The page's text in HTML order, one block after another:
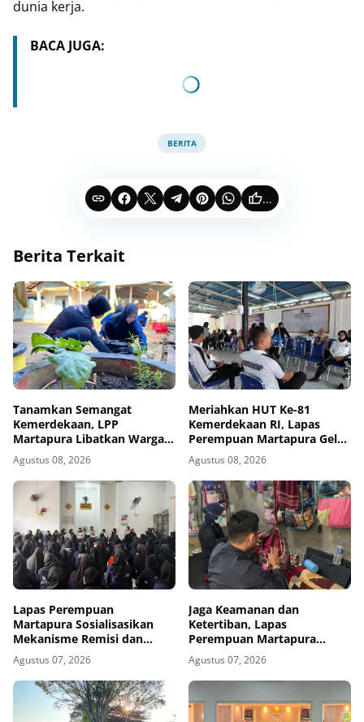
dunia kerja.
BACA JUGA:
BERITA
...
Berita Terkait
Tanamkan Semangat
Kemerdekaan, LPP
Martapura Libatkan Warga
Binaan dalam Gotong
Royong
Agustus 08, 2026
Meriahkan HUT Ke-81
Kemerdekaan RI, Lapas
Perempuan Martapura Gelar
Porseni Antarpetugas
Agustus 08, 2026
Lapas Perempuan
Martapura Sosialisasikan
Mekanisme Remisi dan
Integrasi kepada Warga
Binaan
Agustus 07, 2026
Jaga Keamanan dan
Ketertiban, Lapas
Perempuan Martapura
Intensifkan Razia di Blok
Maximum Security
Agustus 07, 2026